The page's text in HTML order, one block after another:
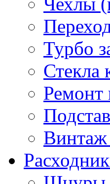
Турбо
Стекла
Ремонт
Винтаж